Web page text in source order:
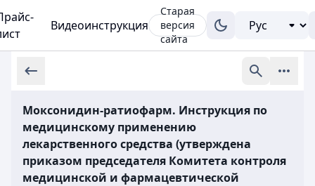
Видеоинструкция
Старая
версия
сайта
Моксонидин-ратиофарм. Инструкция по
медицинскому применению
лекарственного средства (утверждена
приказом председателя Комитета контроля
медицинской и фармацевтической